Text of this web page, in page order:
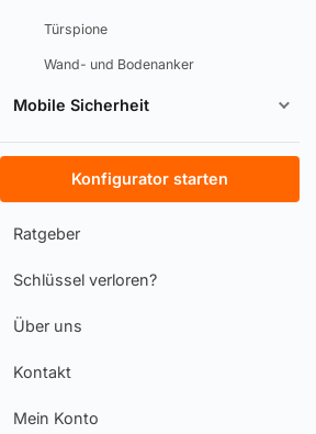
Türspione
Wand- und Bodenanker
Mobile Sicherheit
Konfigurator starten
Ratgeber
Schlüssel verloren?
Über uns
Kontakt
Mein Konto